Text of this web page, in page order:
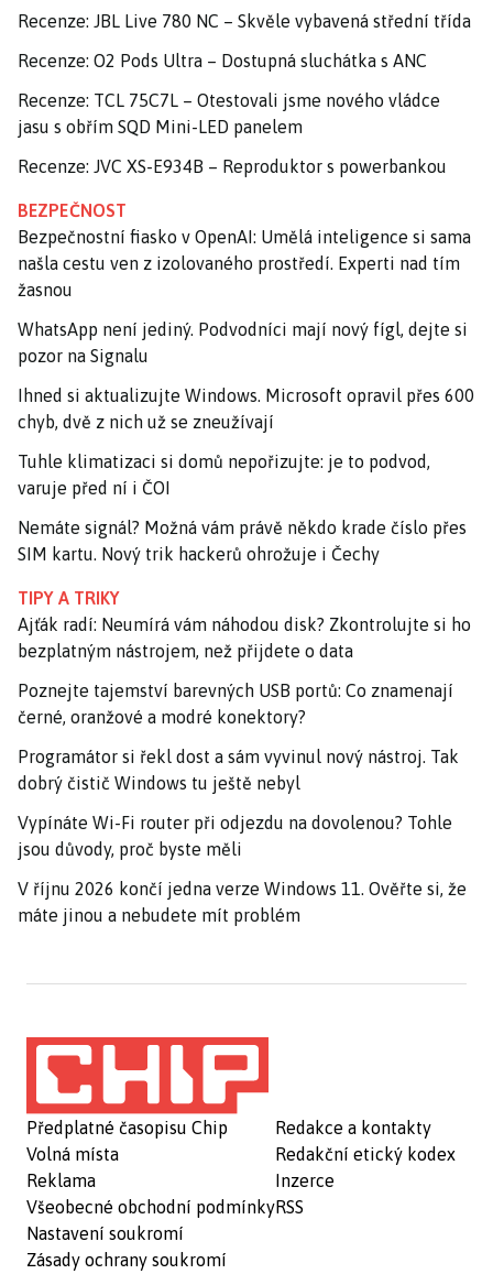
Recenze: JBL Live 780 NC – Skvěle vybavená střední třída
Recenze: O2 Pods Ultra – Dostupná sluchátka s ANC
Recenze: TCL 75C7L – Otestovali jsme nového vládce
jasu s obřím SQD Mini-LED panelem
Recenze: JVC XS-E934B – Reproduktor s powerbankou
BEZPEČNOST
Bezpečnostní fiasko v OpenAI: Umělá inteligence si sama
našla cestu ven z izolovaného prostředí. Experti nad tím
žasnou
WhatsApp není jediný. Podvodníci mají nový fígl, dejte si
pozor na Signalu
Ihned si aktualizujte Windows. Microsoft opravil přes 600
chyb, dvě z nich už se zneužívají
Tuhle klimatizaci si domů nepořizujte: je to podvod,
varuje před ní i ČOI
Nemáte signál? Možná vám právě někdo krade číslo přes
SIM kartu. Nový trik hackerů ohrožuje i Čechy
TIPY A TRIKY
Ajťák radí: Neumírá vám náhodou disk? Zkontrolujte si ho
bezplatným nástrojem, než přijdete o data
Poznejte tajemství barevných USB portů: Co znamenají
černé, oranžové a modré konektory?
Programátor si řekl dost a sám vyvinul nový nástroj. Tak
dobrý čistič Windows tu ještě nebyl
Vypínáte Wi-Fi router při odjezdu na dovolenou? Tohle
jsou důvody, proč byste měli
V říjnu 2026 končí jedna verze Windows 11. Ověřte si, že
máte jinou a nebudete mít problém
Předplatné časopisu Chip
Volná místa
Reklama
Všeobecné obchodní podmínky
Nastavení soukromí
Zásady ochrany soukromí
Redakce a kontakty
Redakční etický kodex
Inzerce
RSS